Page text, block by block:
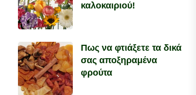
καλοκαιριού!
Πως να φτιάξετε τα δικά
σας αποξηραμένα
φρούτα